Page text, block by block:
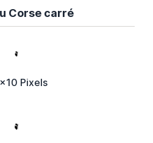
Corse carré
Pixels